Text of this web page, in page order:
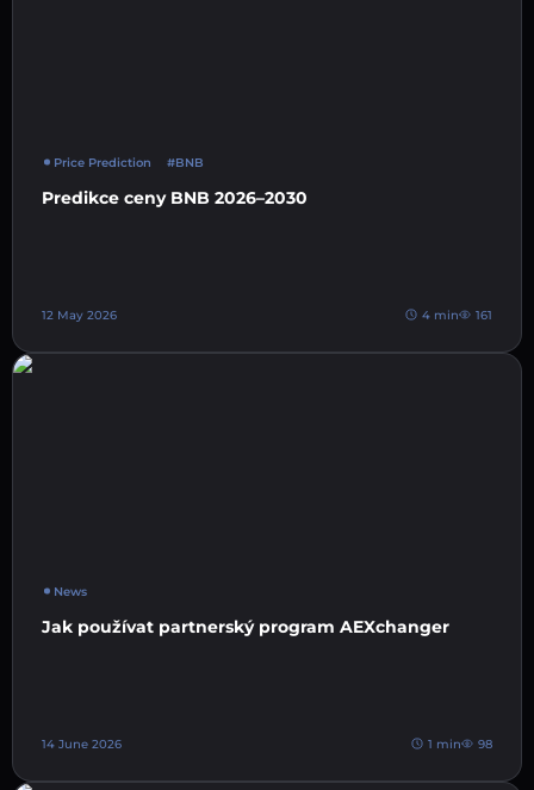
Price Prediction #BNB
Predikce ceny BNB 2026–2030
12 May 2026 4 min 161
News
Jak používat partnerský program AEXchanger
14 June 2026 1 min 98